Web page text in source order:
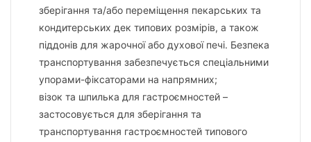
зберігання та/або переміщення пекарських та
кондитерських дек типових розмірів, а також
піддонів для жарочної або духової печі. Безпека
транспортування забезпечується спеціальними
упорами-фіксаторами на напрямних;
візок та шпилька для гастроємностей –
застосовується для зберігання та
транспортування гастроємностей типового